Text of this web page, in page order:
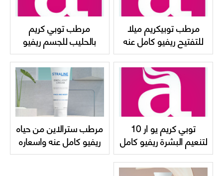
مرطب توبيكريم ميلا
للتفتيح ريفيو كامل عنه
Topicrem MELA
lightening ultra milk
مرطب توبي كريم
بالحليب للجسم ريفيو
كامل عنه واسعاره
Topicrem body milk
توبي كريم يو ار 10
لتنعيم البشرة ريفيو كامل
عنه Topicrem UR-10
Anti-Roughness
مرطب سترالاين من حياه
ريفيو كامل عنه واسعاره
hayah Straline